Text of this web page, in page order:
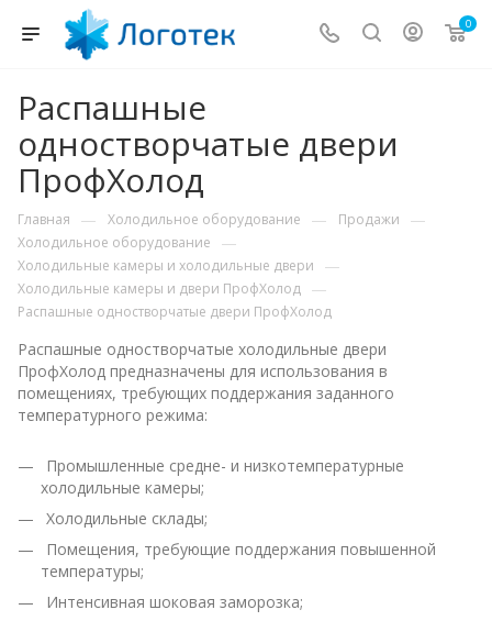
0
Распашные
одностворчатые двери
ПрофХолод
Главная — Холодильное оборудование — Продажи —
Холодильное оборудование —
Холодильные камеры и холодильные двери —
Холодильные камеры и двери ПрофХолод —
Распашные одностворчатые двери ПрофХолод
Распашные одностворчатые холодильные двери
ПрофХолод предназначены для использования в
помещениях, требующих поддержания заданного
температурного режима:
Промышленные средне- и низкотемпературные
холодильные камеры;
Холодильные склады;
Помещения, требующие поддержания повышенной
температуры;
Интенсивная шоковая заморозка;